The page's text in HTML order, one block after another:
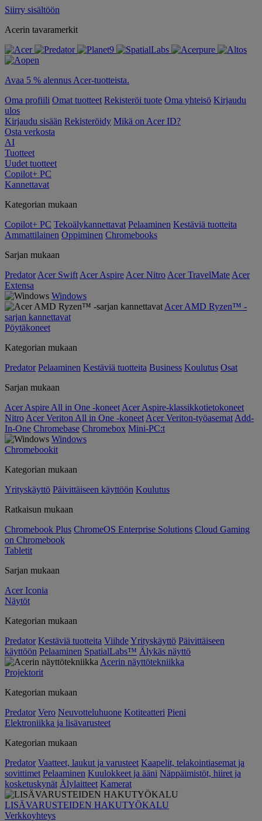
Siirry sisältöön
Acerin tavaramerkit
Avaa 5 % alennus Acer-tuotteista.
Oma profiili Omat tuotteet Rekisteröi tuote Oma yhteisö Kirjaudu
ulos
Kirjaudu sisään Rekisteröidy Mikä on Acer ID?
Osta verkosta
AI
Tuotteet
Uudet tuotteet
Copilot+ PC
Kannettavat
Kategorian mukaan
Copilot+ PC Tekoälykannettavat Pelaaminen Kestäviä tuotteita
Ammattilainen Oppiminen Chromebooks
Sarjan mukaan
Predator Acer Swift Acer Aspire Acer Nitro Acer TravelMate Acer
Extensa
Windows
Acer AMD Ryzen™ -
sarjan kannettavat
Pöytäkoneet
Kategorian mukaan
Predator Pelaaminen Kestäviä tuotteita Business Koulutus Osat
Sarjan mukaan
Acer Aspire All in One -koneet Acer Aspire-klassikkotietokoneet
Nitro Acer Veriton All in One -koneet Acer Veriton-työasemat Add-
In-One Chromebase Chromebox Mini-PC:t
Windows
Chromebookit
Kategorian mukaan
Yrityskäyttö Päivittäiseen käyttöön Koulutus
Ratkaisun mukaan
Chromebook Plus ChromeOS Enterprise Solutions Cloud Gaming
on Chromebook
Tabletit
Sarjan mukaan
Acer Iconia
Näytöt
Kategorian mukaan
Predator Kestäviä tuotteita ViihdeYrityskäyttö Päivittäiseen
käyttöön Pelaaminen SpatialLabs™ Älykäs näyttö
Acerin näyttötekniikka
Projektorit
Kategorian mukaan
Predator Vero Neuvotteluhuone Kotiteatteri Pieni
Elektroniikka ja lisävarusteet
Kategorian mukaan
Predator Vaatteet, laukut ja varusteet Kaapelit, telakointiasemat ja
sovittimet Pelaaminen Kuulokkeet ja ääni Näppäimistöt, hiiret ja
kosketuskynät Älylaitteet Kamerat
LISÄVARUSTEIDEN HAKUTYÖKALU
Verkkoyhteys